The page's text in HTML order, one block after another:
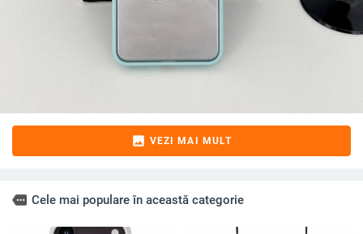
image VEZI MAI MULT
more Cele mai populare în această categorie